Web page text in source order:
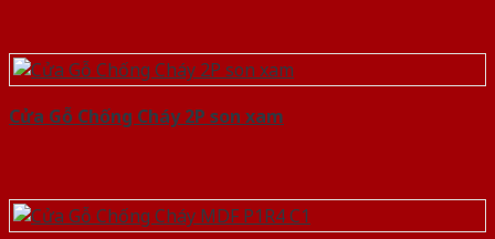
Cửa Gỗ Chống Cháy 2P son xam